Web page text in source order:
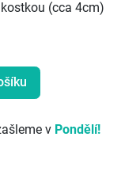
(cca 4cm)
v Pondělí!